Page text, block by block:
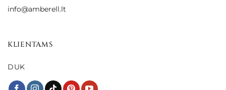
info@amberell.lt
KLIENTAMS
DUK